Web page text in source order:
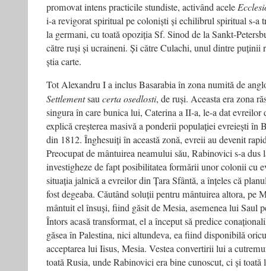
promovat intens practicile stundiste, activând acele
i-a revigorat spiritual pe coloniști și echilibrul spiritual s-a
la germani, cu toată opoziția Sf. Sinod de la Sankt-
către ruși și ucraineni. Și către Culachi, unul dintre puținii
știa carte.
Tot Alexandru I a inclus Basarabia în zona numită de
Settlementsaucerta osedlosti, de ruși. Aceasta era zona
singura în care bunica lui, Caterina a II-a, le-a dat evreilor
explică creșterea masivă a ponderii populației evreiești în
din 1812. Înghesuiți în această zonă, evreii au devenit
Preocupat de mântuirea neamului său, Rabinovici s-a dus
investigheze de fapt posibilitatea formării unor colonii cu
situația jalnică a evreilor din Țara Sfântă, a înțeles că
fost degeaba. Căutând soluții pentru mântuirea altora, pe
mântuit el însuși, fiind găsit de Mesia, asemenea lui Saul
Întors acasă transformat, el a început să predice
găsea în Palestina, nici altundeva, ea fiind disponibilă
acceptarea lui Iisus, Mesia. Vestea convertirii lui a
toată Rusia, unde Rabinovici era bine cunoscut, ci și toată